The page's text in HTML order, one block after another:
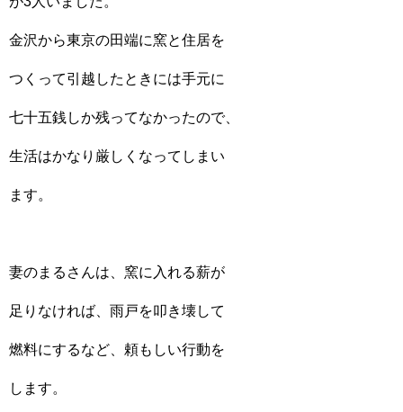
金沢から東京の田端に窯と住居を
つくって引越したときには手元に
七十五銭しか残ってなかったので、
生活はかなり厳しくなってしまい
ます。
妻のまるさんは、窯に入れる薪が
足りなければ、雨戸を叩き壊して
燃料にするなど、頼もしい行動を
します。